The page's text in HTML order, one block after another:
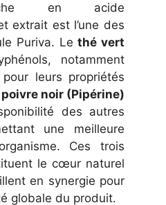
en acide
extrait est l’une des
Puriva. Lethé vert
notamment
pour leurs propriétés
poivre noir (Pipérine)
des autres
une meilleure
Ces trois
le cœur naturel
en synergie pour
globale du produit.